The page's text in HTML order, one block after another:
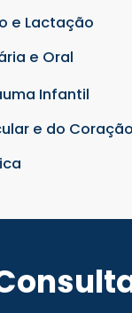
e Lactação
e Oral
Infantil
e do Coração